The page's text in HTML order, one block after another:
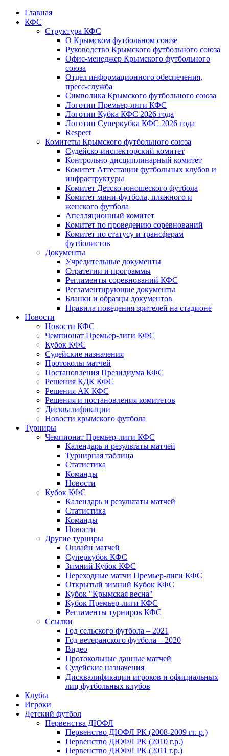
Главная
КФС
Структура КФС
О Крымском футбольном союзе
Руководство Крымского футбольного союза
Офис-менеджер Крымского футбольного
союза
Отдел информационного обеспечения,
пресс-служба
Символика Крымского футбольного союза
Логотип Премьер-лиги КФС
Логотип Кубка КФС 2026 года
Логотип Суперкубка КФС 2026 года
Respect
Комитеты Крымского футбольного союза
Судейско-инспекторский комитет
Контрольно-дисциплинарный комитет
Комитет Аттестации футбольных клубов и
инфраструктуры
Комитет Детско-юношеского футбола
Комитет мини-футбола, пляжного и
женского футбола
Апелляционный комитет
Комитет по проведению соревнований
Комитет по статусу и трансферам
футболистов
Документы
Учредительные документы
Стратегии и программы
Регламенты соревнований КФС
Регламентирующие документы
Бланки и образцы документов
Правила поведения зрителей на стадионе
Новости
Новости КФС
Чемпионат Премьер-лиги КФС
Кубок КФС
Судейские назначения
Протоколы матчей
Постановления Президиума КФС
Решения КДК КФС
Решения АК КФС
Решения и постановления комитетов
Дисквалификации
Новости крымского футбола
Турниры
Чемпионат Премьер-лиги КФС
Календарь и результаты матчей
Турнирная таблица
Статистика
Команды
Новости
Кубок КФС
Календарь и результаты матчей
Статистика
Команды
Новости
Другие турниры
Онлайн матчей
Суперкубок КФС
Зимний Кубок КФС
Переходные матчи Премьер-лиги КФС
Открытый зимний Кубок КФС
Кубок "Крымская весна"
Кубок Премьер-лиги КФС
Регламенты турниров КФС
Ссылки
Год сельского футбола – 2021
Год ветеранского футбола – 2020
Видео
Протокольные данные матчей
Судейские назначения
Дисквалификации игроков и официальных
лиц футбольных клубов
Клубы
Игроки
Детский футбол
Первенства ДЮФЛ
Первенство ДЮФЛ РК (2008-2009 гг. р.)
Первенство ДЮФЛ РК (2010 г.р.)
Первенство ДЮФЛ РК (2011 г.р.)